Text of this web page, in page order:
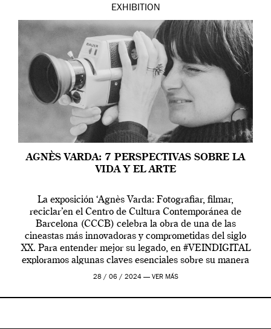
EXHIBITION
AGNÈS VARDA: 7 PERSPECTIVAS SOBRE LA
VIDA Y EL ARTE
La exposición ‘Agnès Varda: Fotografiar, filmar,
reciclar’en el Centro de Cultura Contemporánea de
Barcelona (CCCB) celebra la obra de una de las
cineastas más innovadoras y comprometidas del siglo
XX. Para entender mejor su legado, en #VEINDIGITAL
exploramos algunas claves esenciales sobre su manera
de entender la vida, el cine y el arte contemporáneo.
28 / 06 / 2024 — VER MÁS